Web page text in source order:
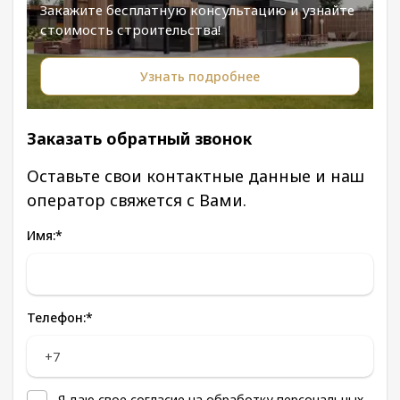
Закажите бесплатную консультацию и узнайте
стоимость строительства!
Узнать подробнее
Заказать обратный звонок
Оставьте свои контактные данные и наш
оператор свяжется с Вами.
Имя:*
Телефон:*